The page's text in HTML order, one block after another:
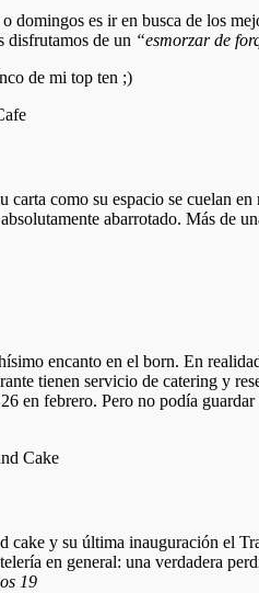
domingos es ir en busca de los
disfrutamos de un “esmorzar de
de mi top ten ;)
como su espacio se cuelan en
abarrotado. Más
encanto en el born. En
tienen servicio de catering y
en febrero. Pero no podía guardar
y su última inauguración el
en general: una verdadera
19